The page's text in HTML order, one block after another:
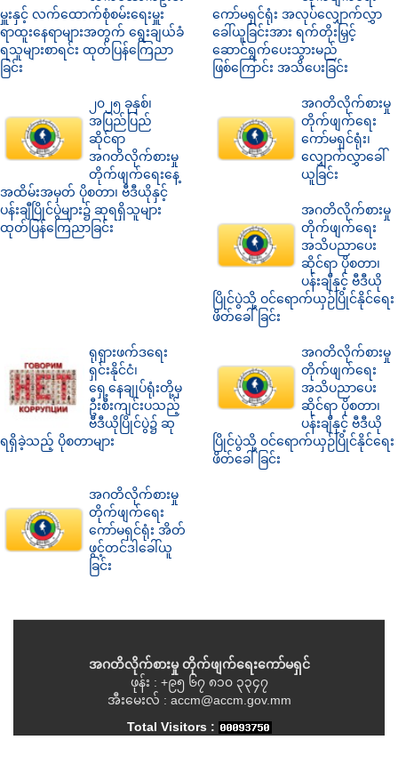
မှူးနှင့် လက်ထောက်စုံစမ်းရေးမှူး
ရာထူးနေရာများအတွက် ရွေးချယ်ခံ
ရသူများစာရင်း ထုတ်ပြန်ကြေညာ
ခြင်း
ကော်မရှင်ရုံး အလုပ်လျှောက်လွှာ
ခေါ်ယူခြင်းအား ရက်တိုးမြှင့်
ဆောင်ရွက်ပေးသွားမည်
ဖြစ်ကြောင်း အသိပေးခြင်း
၂၀၂၅ ခုနှစ်၊
အပြည်ပြည်
ဆိုင်ရာ
အဂတိလိုက်စားမှု
တိုက်ဖျက်ရေးနေ့
အထိမ်းအမှတ် ပိုစတာ၊ ဗီဒီယိုနှင့်
ပန်းချီပြိုင်ပွဲများ၌ ဆုရရှိသူများ
ထုတ်ပြန်ကြေညာခြင်း
အဂတိလိုက်စားမှု
တိုက်ဖျက်ရေး
ကော်မရှင်ရုံး၊
လျှောက်လွှာခေါ်
ယူခြင်း
အဂတိလိုက်စားမှု
တိုက်ဖျက်ရေး
အသိပညာပေး
ဆိုင်ရာ ပိုစတာ၊
ပန်းချီနှင့် ဗီဒီယို
ပြိုင်ပွဲသို့ ဝင်ရောက်ယှဉ်ပြိုင်နိုင်ရေး
ဖိတ်ခေါ်ခြင်း
ရုရှားဖက်ဒရေး
ရှင်းနိုင်ငံ၊
ရှေ့နေချုပ်ရုံးတို့မှ
ဦးစီးကျင်းပသည့်
ဗီဒီယိုပြိုင်ပွဲ၌ ဆု
ရရှိခဲ့သည့် ပိုစတာများ
အဂတိလိုက်စားမှု
တိုက်ဖျက်ရေး
အသိပညာပေး
ဆိုင်ရာ ပိုစတာ၊
ပန်းချီနှင့် ဗီဒီယို
ပြိုင်ပွဲသို့ ဝင်ရောက်ယှဉ်ပြိုင်နိုင်ရေး
ဖိတ်ခေါ်ခြင်း
အဂတိလိုက်စားမှု
တိုက်ဖျက်ရေး
ကော်မရှင်ရုံး အိတ်
ဖွင့်တင်ဒါခေါ်ယူ
ခြင်း
အဂတိလိုက်စားမှု တိုက်ဖျက်ရေးကော်မရှင်
ဖုန်း : +၉၅ ၆၇ ၈၁၀ ၃၃၄၇
အီးမေးလ် : accm@accm.gov.mm
Total Visitors :